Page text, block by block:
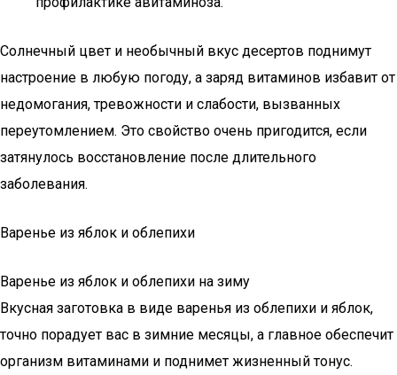
Солнечный цвет и необычный вкус десертов поднимут
настроение в любую погоду, а заряд витаминов избавит от
недомогания, тревожности и слабости, вызванных
переутомлением. Это свойство очень пригодится, если
затянулось восстановление после длительного
заболевания.
Варенье из яблок и облепихи
Варенье из яблок и облепихи на зиму
Вкусная заготовка в виде варенья из облепихи и яблок,
точно порадует вас в зимние месяцы, а главное обеспечит
организм витаминами и поднимет жизненный тонус.